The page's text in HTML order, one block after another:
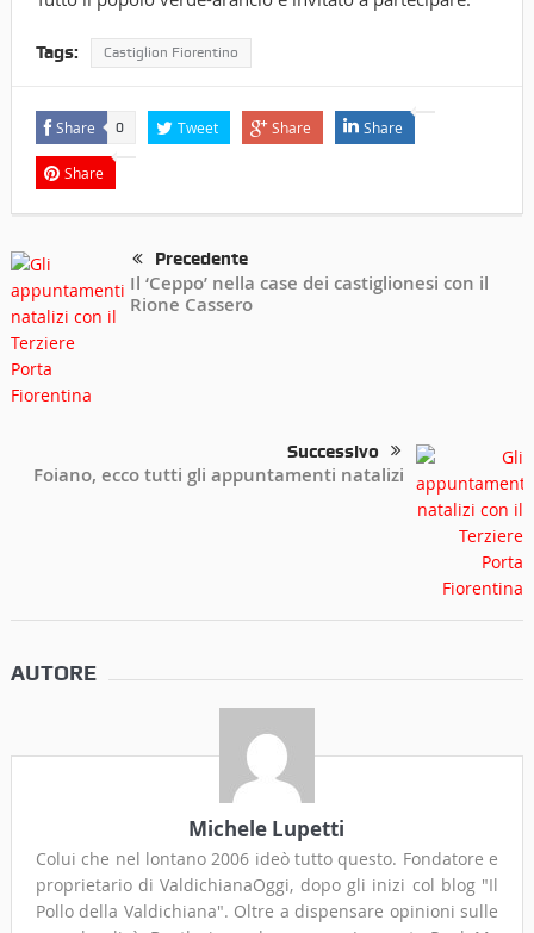
Tags: Castiglion Fiorentino
Share 0 Tweet Share Share
Share
Precedente
Il ‘Ceppo’ nella case dei castiglionesi con il
Rione Cassero
Successivo
Foiano, ecco tutti gli appuntamenti natalizi
AUTORE
Michele Lupetti
Colui che nel lontano 2006 ideò tutto questo. Fondatore e
proprietario di ValdichianaOggi, dopo gli inizi col blog "Il
Pollo della Valdichiana". Oltre a dispensare opinioni sulle